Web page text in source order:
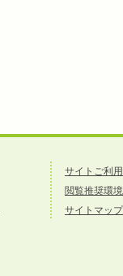
サイトご利
閲覧推奨環
サイトマップ